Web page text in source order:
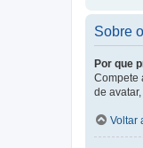
Sobre
Por que
Compete
de
Voltar